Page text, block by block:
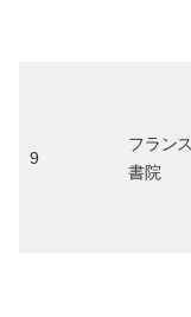
9
フランス
書院